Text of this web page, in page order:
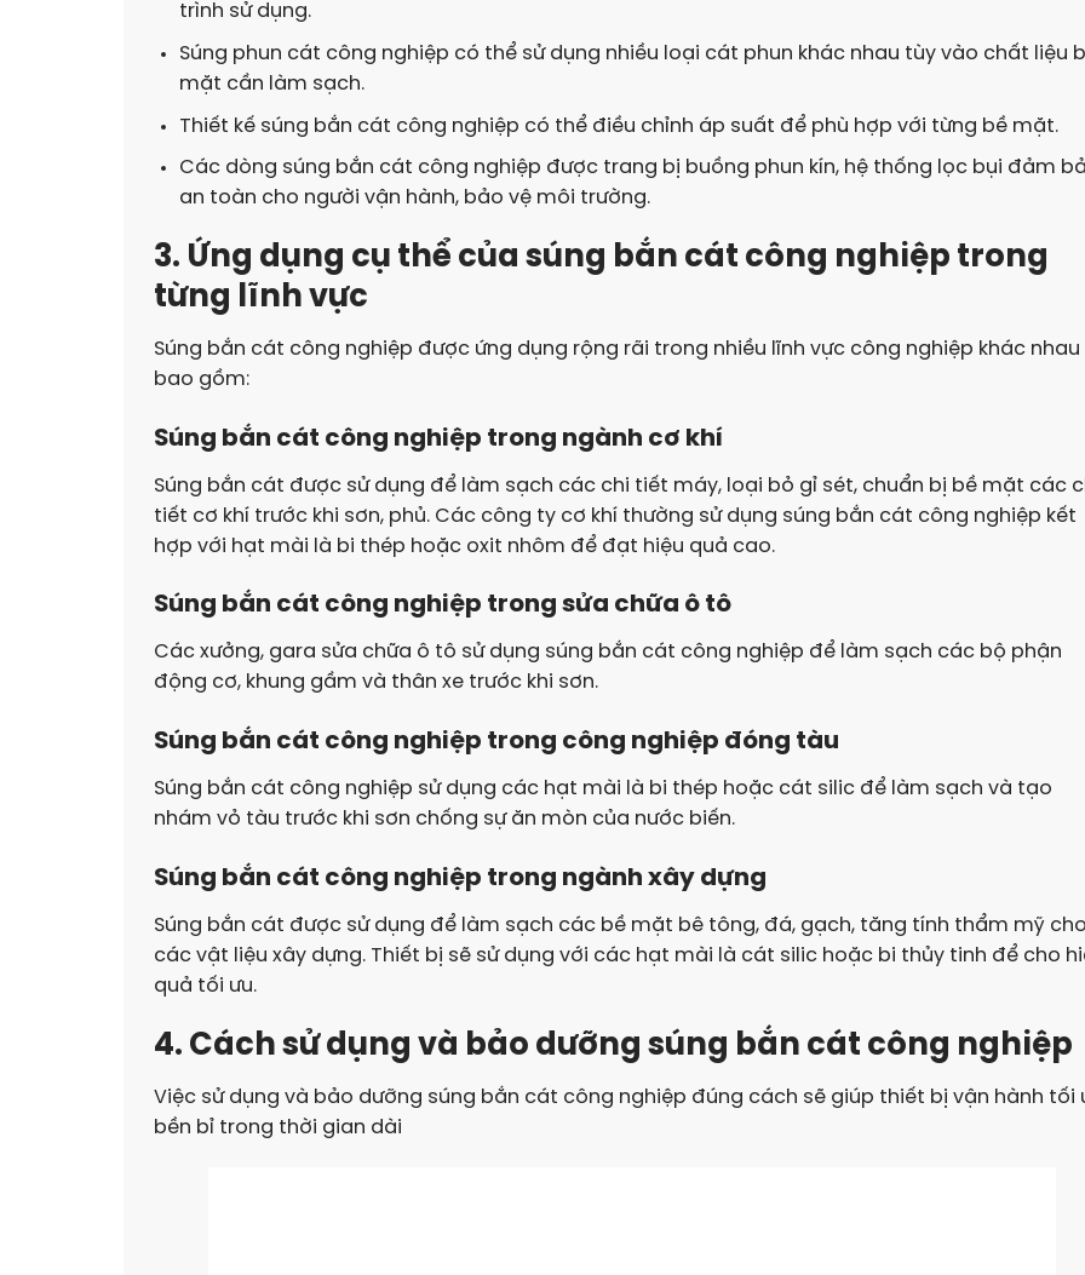
trình sử dụng.
Súng phun cát công nghiệp có thể sử dụng nhiều loại cát phun khác nhau tùy vào chất liệu
mặt cần làm sạch.
Thiết kế súng bắn cát công nghiệp có thể điều chỉnh áp suất để phù hợp với từng bề mặt.
Các dòng súng bắn cát công nghiệp được trang bị buồng phun kín, hệ thống lọc bụi đảm
an toàn cho người vận hành, bảo vệ môi trường.
3. Ứng dụng cụ thể của súng bắn cát công nghiệp trong
từng lĩnh vực
Súng bắn cát công nghiệp được ứng dụng rộng rãi trong nhiều lĩnh vực công nghiệp khác nhau
bao gồm:
Súng bắn cát công nghiệp trong ngành cơ khí
Súng bắn cát được sử dụng để làm sạch các chi tiết máy, loại bỏ gỉ sét, chuẩn bị bề mặt các
tiết cơ khí trước khi sơn, phủ. Các công ty cơ khí thường sử dụng súng bắn cát công nghiệp kết
hợp với hạt mài là bi thép hoặc oxit nhôm để đạt hiệu quả cao.
Súng bắn cát công nghiệp trong sửa chữa ô tô
Các xưởng, gara sửa chữa ô tô sử dụng súng bắn cát công nghiệp để làm sạch các bộ phận
động cơ, khung gầm và thân xe trước khi sơn.
Súng bắn cát công nghiệp trong công nghiệp đóng tàu
Súng bắn cát công nghiệp sử dụng các hạt mài là bi thép hoặc cát silic để làm sạch và tạo
nhám vỏ tàu trước khi sơn chống sự ăn mòn của nước biến.
Súng bắn cát công nghiệp trong ngành xây dựng
Súng bắn cát được sử dụng để làm sạch các bề mặt bê tông, đá, gạch, tăng tính thẩm mỹ cho
các vật liệu xây dựng. Thiết bị sẽ sử dụng với các hạt mài là cát silic hoặc bi thủy tinh để cho
quả tối ưu.
4. Cách sử dụng và bảo dưỡng súng bắn cát công nghiệp
Việc sử dụng và bảo dưỡng súng bắn cát công nghiệp đúng cách sẽ giúp thiết bị vận hành tối
bền bỉ trong thời gian dài